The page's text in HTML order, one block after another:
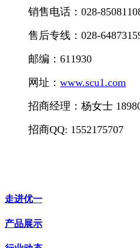
销售电话：028-
售后专线：028-
邮编：611930
网址： www.scu1.com
招商经理：杨女士
招商QQ: 1552175707
走进优一
产品展示